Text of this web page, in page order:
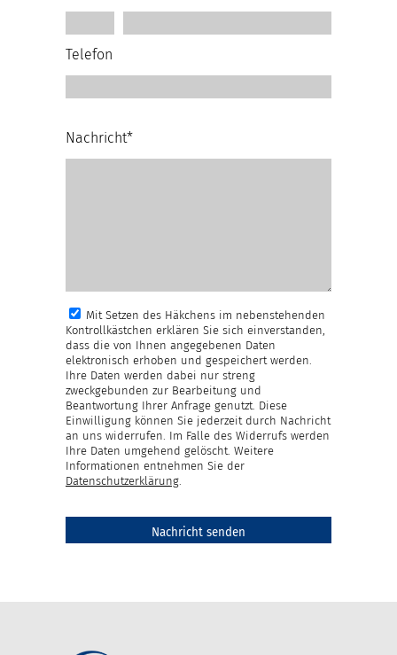
Telefon
Nachricht*
Mit Setzen des Häkchens im nebenstehenden
Kontrollkästchen erklären Sie sich einverstanden,
dass die von Ihnen angegebenen Daten
elektronisch erhoben und gespeichert werden.
Ihre Daten werden dabei nur streng
zweckgebunden zur Bearbeitung und
Beantwortung Ihrer Anfrage genutzt. Diese
Einwilligung können Sie jederzeit durch Nachricht
an uns widerrufen. Im Falle des Widerrufs werden
Ihre Daten umgehend gelöscht. Weitere
Informationen entnehmen Sie der
Datenschutzerklärung